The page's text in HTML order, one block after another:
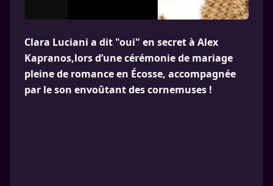
Clara Luciani a dit "oui" en secret à Alex
Kapranos,lors d’une cérémonie de mariage
pleine de romance en Écosse, accompagnée
par le son envoûtant des cornemuses !